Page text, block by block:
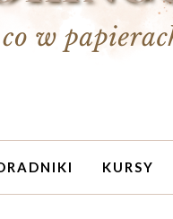
KURSY